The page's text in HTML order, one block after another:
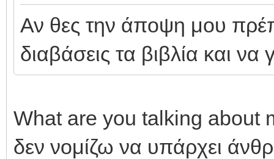
Αν θες την άποψη μου
διαβάσεις τα βιβλία και να
What are you talking about
δεν νομίζω να υπάρχει